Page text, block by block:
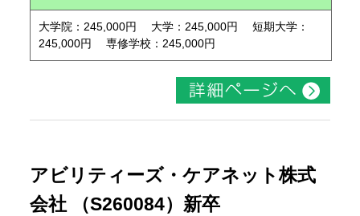
大学院：245,000円 大学：245,000円 短期大学：
245,000円 専修学校：245,000円
アビリティーズ・ケアネット株式
会社 （S260084）新卒